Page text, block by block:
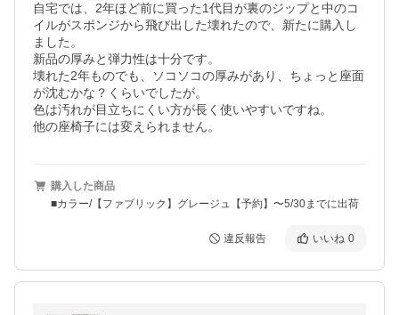
自宅では、2年ほど前に買った1代目が裏のジップと中のコ
イルがスポンジから飛び出した壊れたので、新たに購入し
ました。
新品の厚みと弾力性は十分です。
壊れた2年ものでも、ソコソコの厚みがあり、ちょっと座面
が沈むかな？くらいでしたが。
色は汚れが目立ちにくい方が長く使いやすいですね。
他の座椅子には変えられません。
購入した商品
■カラー/【ファブリック】グレージュ【予約】〜5/30までに出荷
違反報告 いいね 0